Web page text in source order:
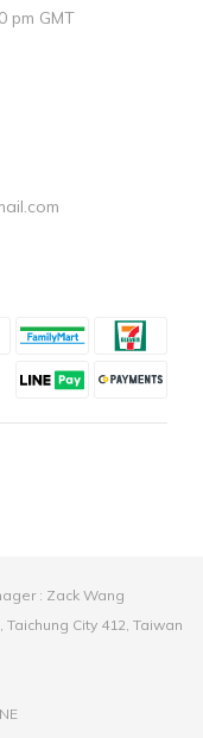
pm GMT
: Zack Wang
Taichung City 412, Taiwan